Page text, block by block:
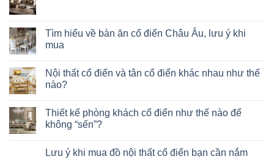
Tìm hiểu về bàn ăn cổ điển Châu Âu, lưu ý khi
mua
Nội thất cổ điển và tân cổ điển khác nhau như thế
nào?
Thiết kế phòng khách cổ điển như thế nào để
không “sến”?
Lưu ý khi mua đồ nội thất cổ điển bạn cần nắm